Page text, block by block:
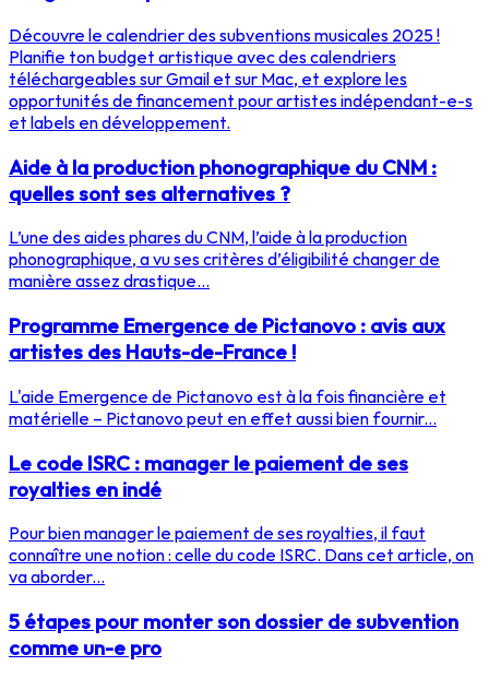
Découvre le calendrier des subventions musicales 2025 !
Planifie ton budget artistique avec des calendriers
téléchargeables sur Gmail et sur Mac, et explore les
opportunités de financement pour artistes indépendant-e-s
et labels en développement.
Aide à la production phonographique du CNM :
quelles sont ses alternatives ?
L’une des aides phares du CNM, l’aide à la production
phonographique, a vu ses critères d’éligibilité changer de
manière assez drastique...
Programme Emergence de Pictanovo : avis aux
artistes des Hauts-de-France !
L'aide Emergence de Pictanovo est à la fois financière et
matérielle – Pictanovo peut en effet aussi bien fournir...
Le code ISRC : manager le paiement de ses
royalties en indé
Pour bien manager le paiement de ses royalties, il faut
connaître une notion : celle du code ISRC. Dans cet article, on
va aborder...
5 étapes pour monter son dossier de subvention
comme un-e pro